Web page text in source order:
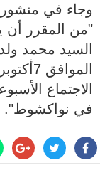
وجاء في منشور
"من المقرر أن
السيد محمد
الاجتماع
في نواكشوط".